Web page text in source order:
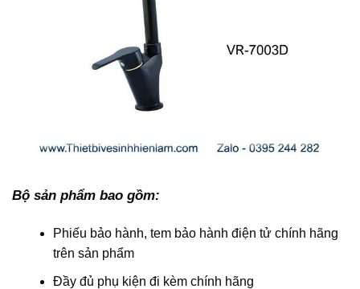
Bộ sản phẩm bao gồm:
Phiếu bảo hành, tem bảo hành điện tử chính hãng
trên sản phẩm
Đầy đủ phụ kiện đi kèm chính hãng